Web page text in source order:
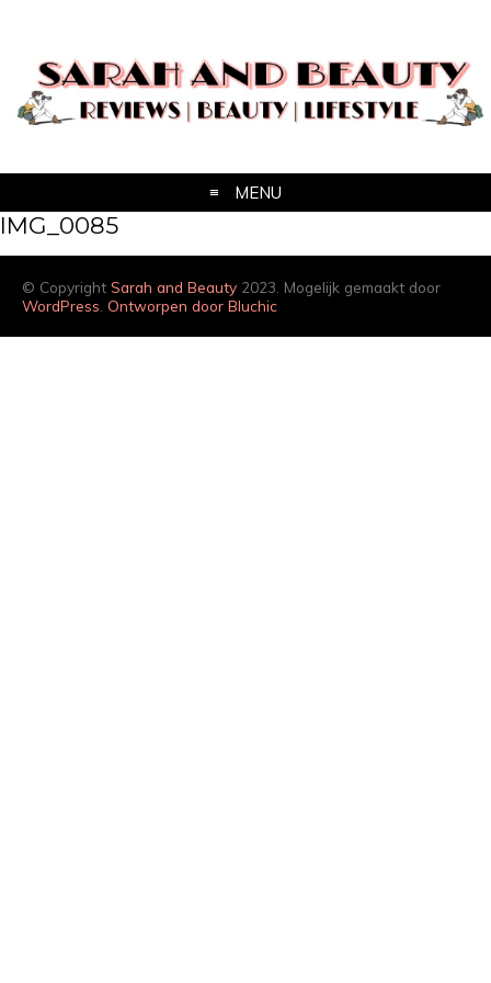
MENU
IMG_0085
© Copyright Sarah and Beauty 2023. Mogelijk gemaakt door
WordPress Ontworpen door Bluchic